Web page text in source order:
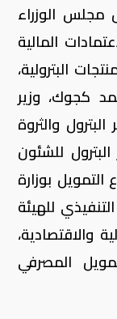
مجلس الوزراء
المالية
البترولية،
كجوك، وزير
والثروة
للشئون
بوزارة
للهيئة
والاقتصادية،
المصرفي